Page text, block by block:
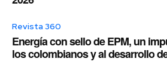
Revista 360
Energía con sello de EPM, un
los colombianos y al desarrollo